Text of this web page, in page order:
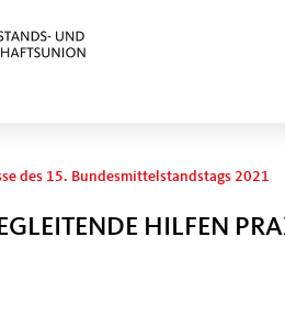
des 15. Bundesmittelstandstags 2021
HILFEN